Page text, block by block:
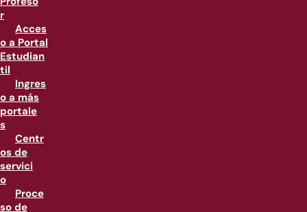
r
Acces
o a Portal
Estudian
til
Ingres
o a más
portale
s
Centr
os de
servici
o
Proce
so de